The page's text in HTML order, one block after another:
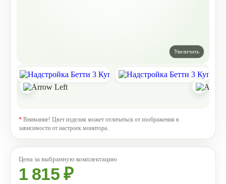
* Внимание! Цвет изделия может отличаться от изображения в
зависимости от настроек монитора.
1 815 ₽